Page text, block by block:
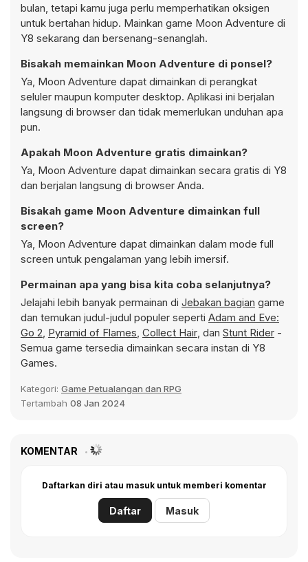
bulan, tetapi kamu juga perlu memperhatikan oksigen
untuk bertahan hidup. Mainkan game Moon Adventure di
Y8 sekarang dan bersenang-senanglah.
Bisakah memainkan Moon Adventure di ponsel?
Ya, Moon Adventure dapat dimainkan di perangkat
seluler maupun komputer desktop. Aplikasi ini berjalan
langsung di browser dan tidak memerlukan unduhan apa
pun.
Apakah Moon Adventure gratis dimainkan?
Ya, Moon Adventure dapat dimainkan secara gratis di Y8
dan berjalan langsung di browser Anda.
Bisakah game Moon Adventure dimainkan full
screen?
Ya, Moon Adventure dapat dimainkan dalam mode full
screen untuk pengalaman yang lebih imersif.
Permainan apa yang bisa kita coba selanjutnya?
Jelajahi lebih banyak permainan di Jebakan bagian game
dan temukan judul-judul populer seperti Adam and Eve:
Go 2, Pyramid of Flames, Collect Hair, dan Stunt Rider -
Semua game tersedia dimainkan secara instan di Y8
Games.
Kategori: Game Petualangan dan RPG
Tertambah 08 Jan 2024
KOMENTAR
Daftarkan diri atau masuk untuk memberi komentar
Daftar Masuk